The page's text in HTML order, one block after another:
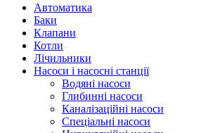
Автоматика
Баки
Клапани
Котли
Лічильники
Насоси і насосні станції
Водяні насоси
Глибинні насоси
Каналізаційні насоси
Спеціальні насоси